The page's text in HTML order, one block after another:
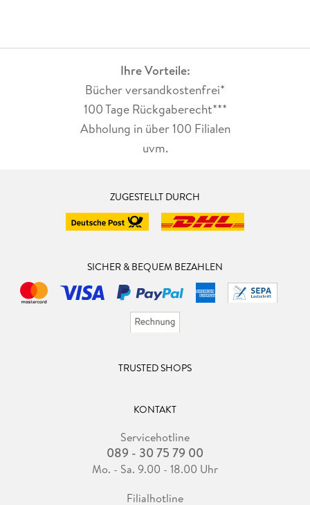
Ihre Vorteile:
Bücher versandkostenfrei*
100 Tage Rückgaberecht***
Abholung in über 100 Filialen
uvm.
ZUGESTELLT DURCH
SICHER & BEQUEM BEZAHLEN
TRUSTED SHOPS
KONTAKT
Servicehotline
089 - 30 75 79 00
Mo. - Sa. 9.00 - 18.00 Uhr
Filialhotline